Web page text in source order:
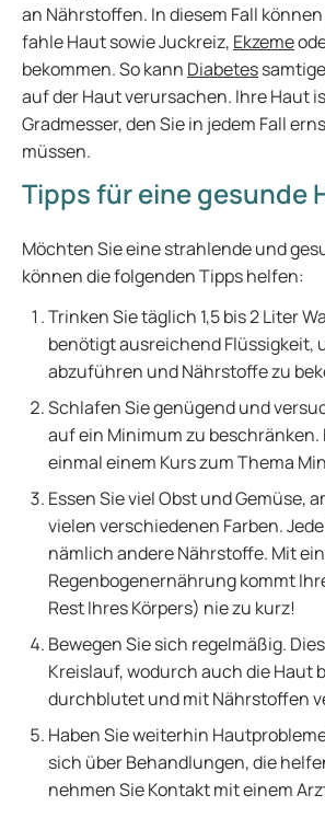
an Nährstoffen. In diesem Fall
fahle Haut sowie Juckreiz, Ekzeme
bekommen. So kann Diabetes
auf der Haut verursachen. Ihre Haut
Gradmesser, den Sie in jedem Fall
müssen.
Tipps für eine gesunde
Möchten Sie eine strahlende und
können die folgenden Tipps helfen:
Trinken Sie täglich 1,5 bis 2 Liter
benötigt ausreichend Flüssigkeit,
abzuführen und Nährstoffe zu
Schlafen Sie genügend und
auf ein Minimum zu beschränken.
einmal einem Kurs zum Thema
Essen Sie viel Obst und Gemüse,
vielen verschiedenen Farben.
nämlich andere Nährstoffe. Mit
Regenbogenernährung kommt
Rest Ihres Körpers) nie zu kurz!
Bewegen Sie sich regelmäßig.
Kreislauf, wodurch auch die Haut
durchblutet und mit Nährstoffen
Haben Sie weiterhin
sich über Behandlungen, die
nehmen Sie Kontakt mit einem